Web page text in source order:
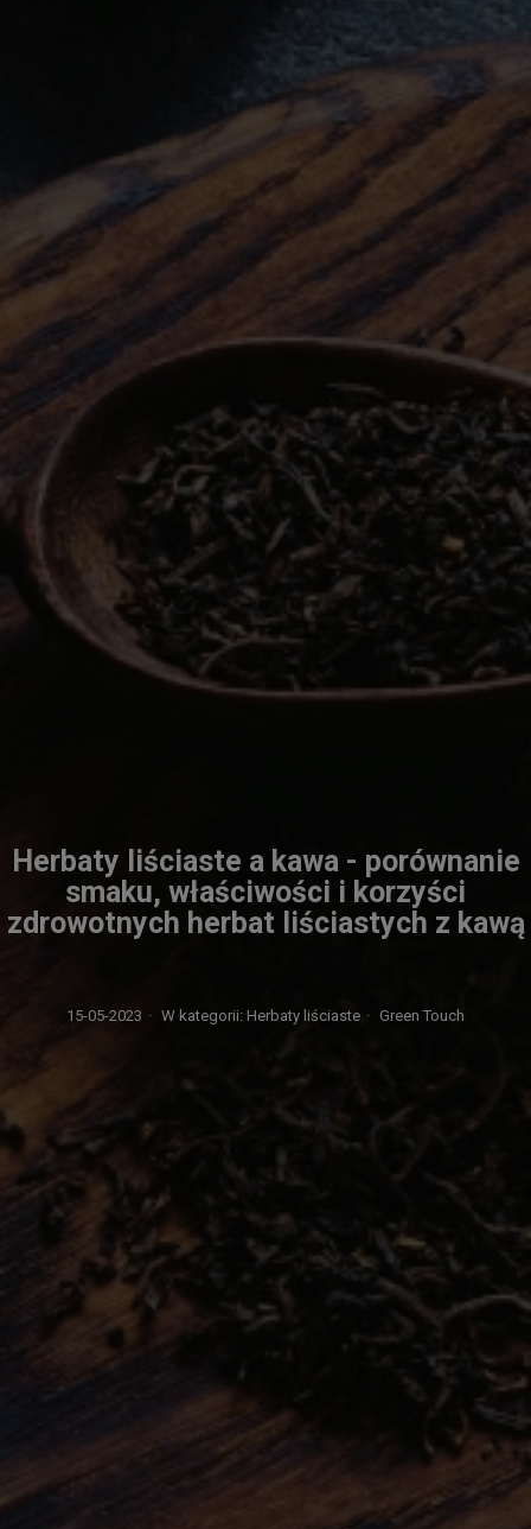
Herbaty liściaste a kawa - porównanie
smaku, właściwości i korzyści
zdrowotnych herbat liściastych z kawą
15-05-2023 · W kategorii: Herbaty liściaste · Green Touch